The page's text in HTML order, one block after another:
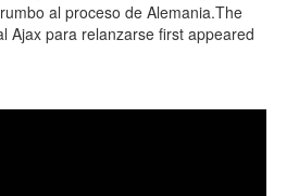
al proceso de Alemania.The
Ajax para relanzarse first appeared